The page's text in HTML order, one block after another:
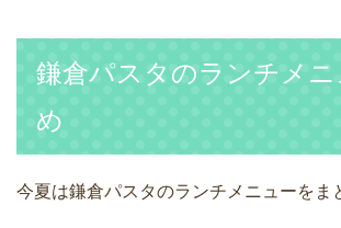
鎌倉パスタのランチメニ
め
今夏は鎌倉パスタのランチメニューをま